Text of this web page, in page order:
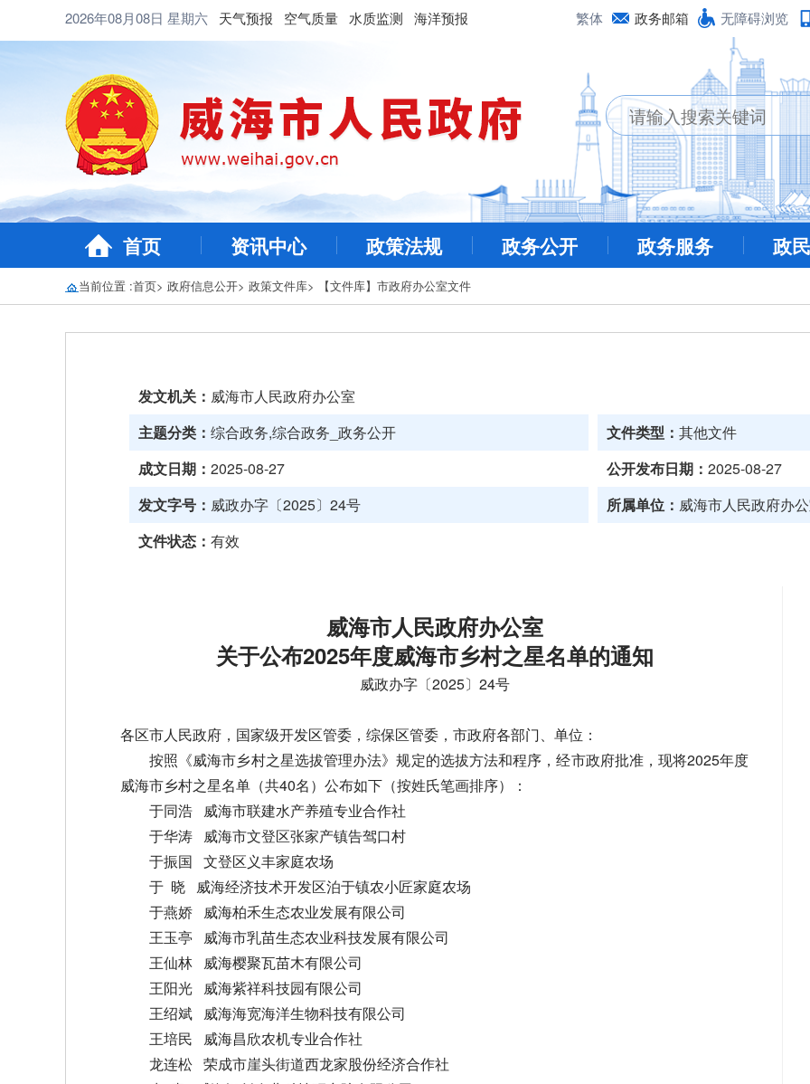
2026年08月08日 星期六 天气预报 空气质量 水质监测 海洋预报 繁体 政务邮箱 无障碍浏览
首页 资讯中心 政策法规 政务公开 政务服务 政
当前位置 :首页> 政府信息公开> 政策文件库> 【文件库】市政府办公室文件
发文机关： 威海市人民政府办公室
主题分类： 综合政务,综合政务_政务公开 文件类型：其他文件
成文日期： 2025-08-27 公开发布日期：2025-08-27
发文字号： 威政办字〔2025〕24号 所属单位： 威海市人民政府办
文件状态： 有效
威海市人民政府办公室
关于公布2025年度威海市乡村之星名单的通知
威政办字〔2025〕24号
各区市人民政府，国家级开发区管委，综保区管委，市政府各部门、单位：
按照《威海市乡村之星选拔管理办法》规定的选拔方法和程序，经市政府批准，现将2025年度
威海市乡村之星名单（共40名）公布如下（按姓氏笔画排序）：
于同浩 威海市联建水产养殖专业合作社
于华涛 威海市文登区张家产镇告驾口村
于振国 文登区义丰家庭农场
于 晓 威海经济技术开发区泊于镇农小匠家庭农场
于燕娇 威海柏禾生态农业发展有限公司
王玉亭 威海市乳苗生态农业科技发展有限公司
王仙林 威海樱聚瓦苗木有限公司
王阳光 威海紫祥科技园有限公司
王绍斌 威海海宽海洋生物科技有限公司
王培民 威海昌欣农机专业合作社
龙连松 荣成市崖头街道西龙家股份经济合作社